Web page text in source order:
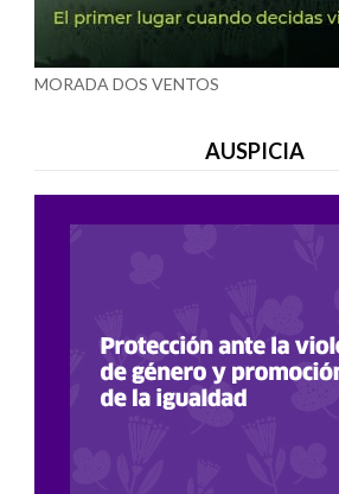
MORADA DOS VENTOS
AUSPICIA